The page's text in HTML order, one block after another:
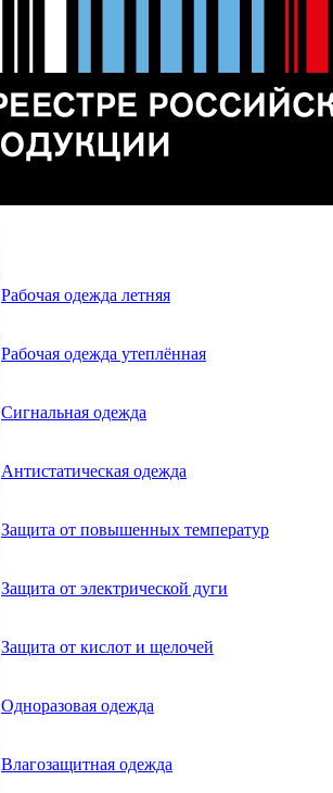
Рабочая одежда летняя
Рабочая одежда утеплённая
Сигнальная одежда
Антистатическая одежда
Защита от повышенных температур
Защита от электрической дуги
Защита от кислот и щелочей
Одноразовая одежда
Влагозащитная одежда